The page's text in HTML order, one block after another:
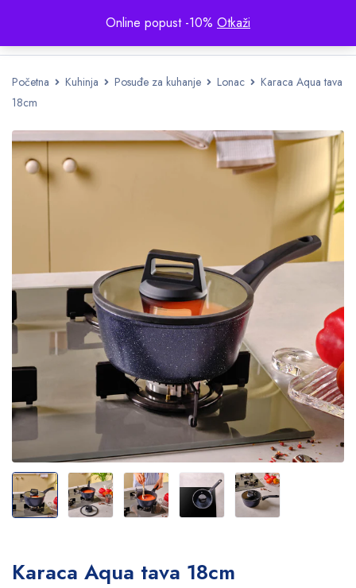
Online popust -10% Otkaži
Početna Kuhinja Posuđe za kuhanje Lonac
Karaca Aqua tava
18cm
Karaca Aqua tava 18cm